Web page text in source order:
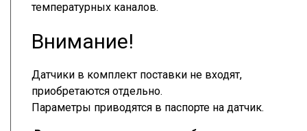
температурных каналов.
Внимание!
Датчики в комплект поставки не входят,
приобретаются отдельно.
Параметры приводятся в паспорте на датчик.